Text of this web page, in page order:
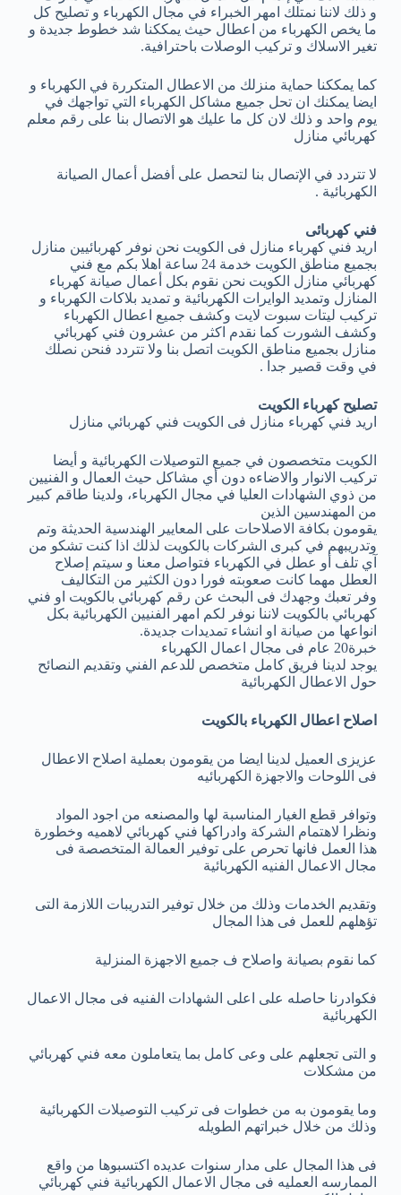
و ذلك لاننا نمتلك امهر الخبراء في مجال الكهرباء و تصليح كل
ما يخص الكهرباء من اعطال حيث يمككنا شد خطوط جديدة و
تغير الاسلاك و تركيب الوصلات باحترافية.
كما يمككنا حماية منزلك من الاعطال المتكررة في الكهرباء و
ايضا يمكنك ان تحل جميع مشاكل الكهرباء التي تواجهك في
يوم واحد و ذلك لان كل ما عليك هو الاتصال بنا على رقم معلم
كهربائي منازل
لا تتردد في الإتصال بنا لتحصل على أفضل أعمال الصيانة
الكهربائية .
فني كهربائى
اريد فني كهرباء منازل فى الكويت نحن نوفر كهربائيين منازل
بجميع مناطق الكويت خدمة 24 ساعة اهلا بكم مع فني
كهربائي منازل الكويت نحن نقوم بكل أعمال صيانة كهرباء
المنازل وتمديد الوايرات الكهربائية و تمديد بلاكات الكهرباء و
تركيب ليتات سبوت لايت وكشف جميع اعطال الكهرباء
وكشف الشورت كما نقدم اكثر من عشرون فني كهربائي
منازل بجميع مناطق الكويت اتصل بنا ولا تتردد فنحن نصلك
في وقت قصير جدا .
تصليح كهرباء الكويت
اريد فني كهرباء منازل فى الكويت فني كهربائي منازل
الكويت متخصصون في جميع التوصيلات الكهربائية و أيضا
تركيب الانوار والاضاءه دون أي مشاكل حيث العمال و الفنيين
من ذوي الشهادات العليا في مجال الكهرباء، ولدينا طاقم كبير
من المهندسين الذين
يقومون بكافة الاصلاحات على المعايير الهندسية الحديثة وتم
وتدريبهم في كبرى الشركات بالكويت لذلك اذا كنت تشكو من
آي تلف أو عطل في الكهرباء فتواصل معنا و سيتم إصلاح
العطل مهما كانت صعوبته فورا دون الكثير من التكاليف
وفر تعبك وجهدك فى البحث عن رقم كهربائي بالكويت او فني
كهربائي بالكويت لاننا نوفر لكم امهر الفنيين الكهربائية بكل
انواعها من صيانة او انشاء تمديدات جديدة.
خبرة20 عام فى مجال اعمال الكهرباء
يوجد لدينا فريق كامل متخصص للدعم الفني وتقديم النصائح
حول الاعطال الكهربائية
اصلاح اعطال الكهرباء بالكويت
عزيزى العميل لدينا ايضا من يقومون بعملية اصلاح الاعطال
فى اللوحات والاجهزة الكهربائيه
وتوافر قطع الغيار المناسبة لها والمصنعه من اجود المواد
ونظرا لاهتمام الشركة وادراكها فني كهربائي لاهميه وخطورة
هذا العمل فانها تحرص على توفير العمالة المتخصصة فى
مجال الاعمال الفنيه الكهربائية
وتقديم الخدمات وذلك من خلال توفير التدريبات اللازمة التى
تؤهلهم للعمل فى هذا المجال
كما نقوم بصيانة واصلاح ف جميع الاجهزة المنزلية
فكوادرنا حاصله على اعلى الشهادات الفنيه فى مجال الاعمال
الكهربائية
و التى تجعلهم على وعى كامل بما يتعاملون معه فني كهربائي
من مشكلات
وما يقومون به من خطوات فى تركيب التوصيلات الكهربائية
وذلك من خلال خبراتهم الطويله
فى هذا المجال على مدار سنوات عديده اكتسبوها من واقع
الممارسه العمليه فى مجال الاعمال الكهربائية فني كهربائي